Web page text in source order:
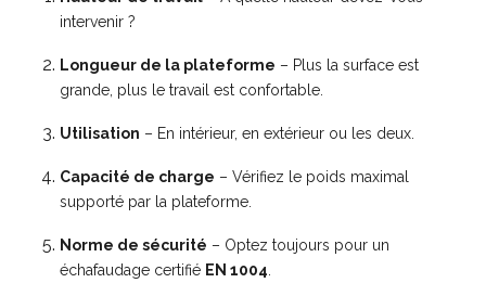
intervenir ?
Longueur de la plateforme – Plus la surface est
grande, plus le travail est confortable.
Utilisation – En intérieur, en extérieur ou les deux.
Capacité de charge – Vérifiez le poids maximal
supporté par la plateforme.
Norme de sécurité – Optez toujours pour un
échafaudage certifié EN 1004